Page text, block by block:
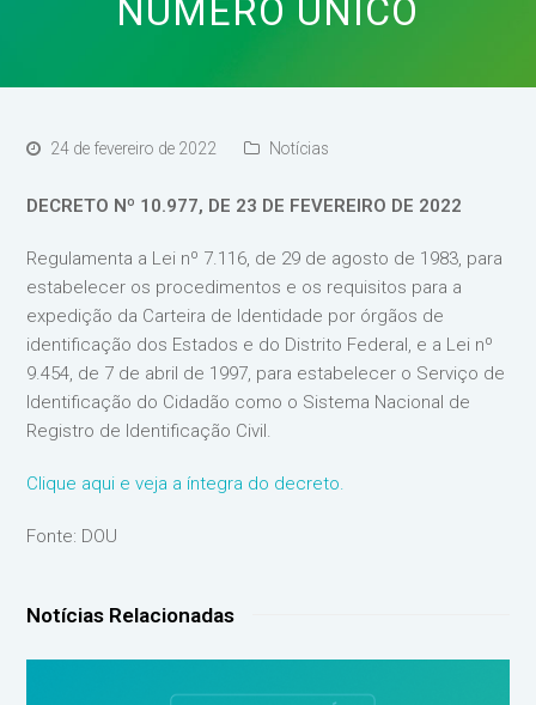
NÚMERO ÚNICO
24 de fevereiro de 2022 Notícias
DECRETO Nº 10.977, DE 23 DE FEVEREIRO DE 2022
Regulamenta a Lei nº 7.116, de 29 de agosto de 1983, para
estabelecer os procedimentos e os requisitos para a
expedição da Carteira de Identidade por órgãos de
identificação dos Estados e do Distrito Federal, e a Lei nº
9.454, de 7 de abril de 1997, para estabelecer o Serviço de
Identificação do Cidadão como o Sistema Nacional de
Registro de Identificação Civil.
Clique aqui e veja a íntegra do decreto.
Fonte: DOU
Notícias Relacionadas